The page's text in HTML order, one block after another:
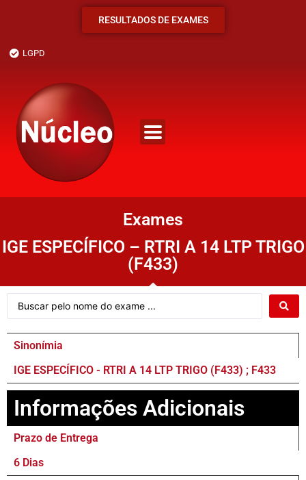
RESULTADOS DE EXAMES
LGPD
Exames
IGE ESPECÍFICO – RTRI A 14 LTP TRIGO
(F433)
Sinonímia
IGE ESPECÍFICO - RTRI A 14 LTP TRIGO (F433) ; F433
Informações Adicionais
Prazo de Entrega
6 Dias